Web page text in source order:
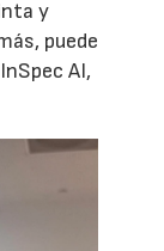
y
puede
AI,